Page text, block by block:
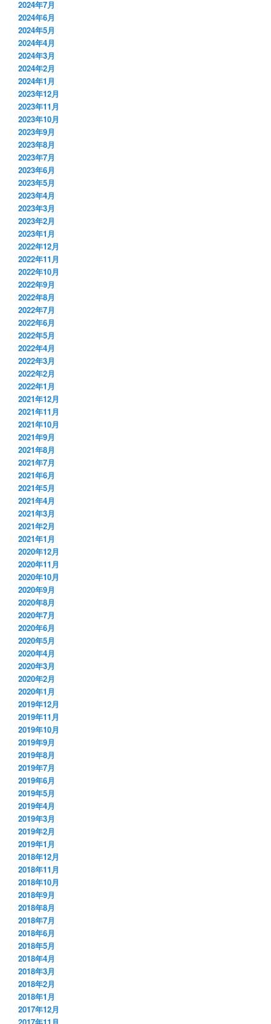
2024年7月
2024年6月
2024年5月
2024年4月
2024年3月
2024年2月
2024年1月
2023年12月
2023年11月
2023年10月
2023年9月
2023年8月
2023年7月
2023年6月
2023年5月
2023年4月
2023年3月
2023年2月
2023年1月
2022年12月
2022年11月
2022年10月
2022年9月
2022年8月
2022年7月
2022年6月
2022年5月
2022年4月
2022年3月
2022年2月
2022年1月
2021年12月
2021年11月
2021年10月
2021年9月
2021年8月
2021年7月
2021年6月
2021年5月
2021年4月
2021年3月
2021年2月
2021年1月
2020年12月
2020年11月
2020年10月
2020年9月
2020年8月
2020年7月
2020年6月
2020年5月
2020年4月
2020年3月
2020年2月
2020年1月
2019年12月
2019年11月
2019年10月
2019年9月
2019年8月
2019年7月
2019年6月
2019年5月
2019年4月
2019年3月
2019年2月
2019年1月
2018年12月
2018年11月
2018年10月
2018年9月
2018年8月
2018年7月
2018年6月
2018年5月
2018年4月
2018年3月
2018年2月
2018年1月
2017年12月